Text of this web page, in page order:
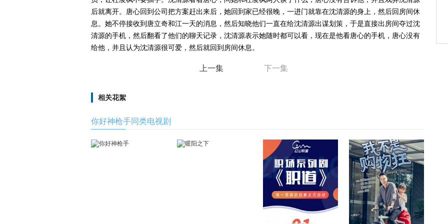
后就离开。唐心回到公司把方案赶出来后，她回到家已经很晚，一进门就靠在沈清源的身上，然后回房间休
息。她不停接收到唐立奇和江一天的消息，然后知晓他们一直在给沈清源出谋划策，于是直接出房间夺过沈
清源的手机，然后翻看了他们的聊天记录，沈清源表示她随时都可以看，现在是他看唐心的手机，唐心没有
给他，并且认为沈清源很可爱，然后就回到房间休息。
上一集 下一集
相关花絮
你好神枪手同类电视剧